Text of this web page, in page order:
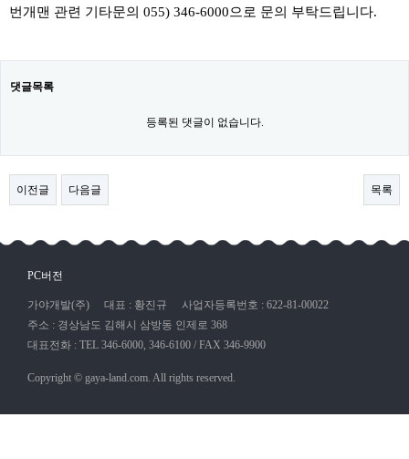
번개맨 관련 기타문의 055) 346-6000으로 문의 부탁드립니다.
댓글목록
등록된 댓글이 없습니다.
이전글 다음글 목록
PC버전
가야개발(주) 대표 : 황진규
사업자등록번호 : 622-81-00022
주소 : 경상남도 김해시 삼방동 인제로 368
대표전화 : TEL 346-6000, 346-6100 / FAX 346-9900
Copyright © gaya-land.com. All rights reserved.